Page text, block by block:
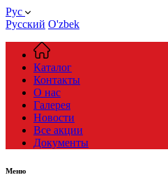
Рус
Русский O'zbek
Каталог
Контакты
О нас
Галерея
Новости
Все акции
Документы
Меню